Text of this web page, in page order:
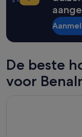
van
1
voor
2
volwassenen.
Prijzen
De beste
voor